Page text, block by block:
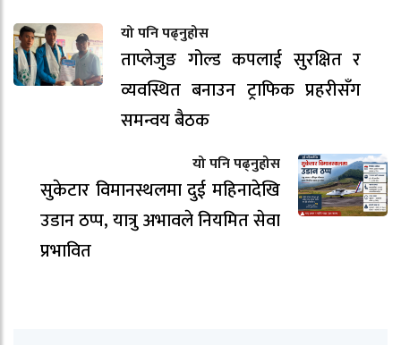
यो पनि पढ्नुहोस
ताप्लेजुङ गोल्ड कपलाई सुरक्षित र
व्यवस्थित बनाउन ट्राफिक प्रहरीसँग
समन्वय बैठक
यो पनि पढ्नुहोस
सुकेटार विमानस्थलमा दुई महिनादेखि
उडान ठप्प, यात्रु अभावले नियमित सेवा
प्रभावित